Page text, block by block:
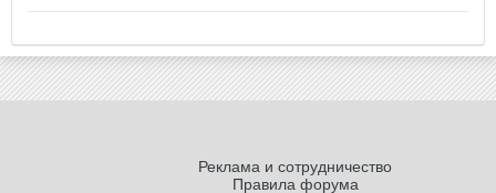
Реклама и сотрудничество
Правила форума